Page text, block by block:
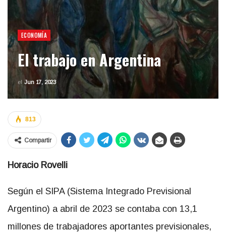
ECONOMÍA
El trabajo en Argentina
el Jun 17, 2023
813
Compartir
Horacio Rovelli
Según el SIPA (Sistema Integrado Previsional
Argentino) a abril de 2023 se contaba con 13,1
millones de trabajadores aportantes previsionales,